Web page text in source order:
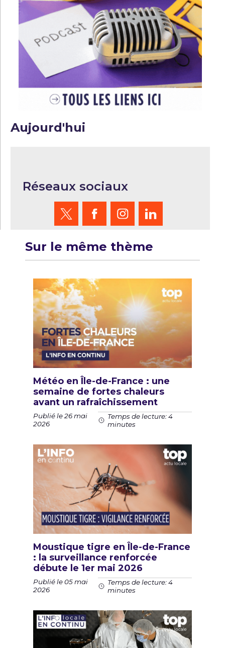
Aujourd'hui
Réseaux sociaux
Sur le même thème
Météo en Île-de-France : une
semaine de fortes chaleurs
avant un rafraîchissement
Publié le 26 mai
2026
Temps de lecture: 4
minutes
Moustique tigre en Île-de-France
: la surveillance renforcée
débute le 1er mai 2026
Publié le 05 mai
2026
Temps de lecture: 4
minutes